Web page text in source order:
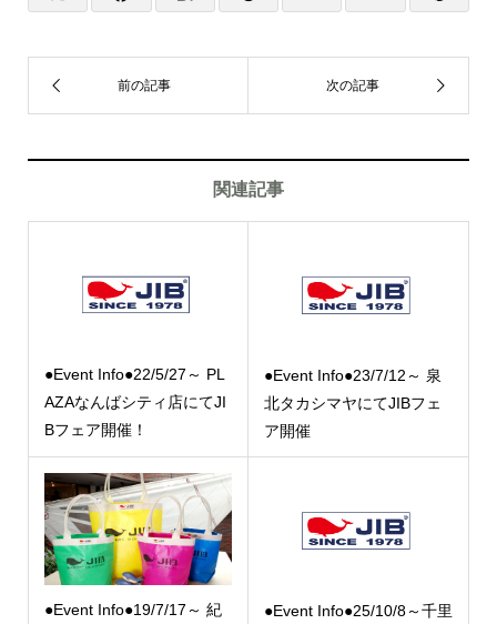
関連記事
●Event Info●22/5/27～ PL
AZAなんばシティ店にてJI
Bフェア開催！
●Event Info●23/7/12～ 泉
北タカシマヤにてJIBフェ
ア開催
●Event Info●19/7/17～ 紀
●Event Info●25/10/8～千里